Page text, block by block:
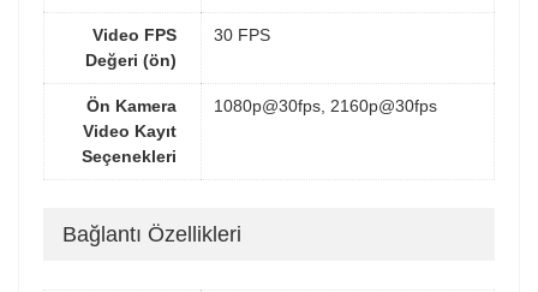
Video FPS
Değeri (ön)
30 FPS
Ön Kamera
Video Kayıt
Seçenekleri
1080p@30fps, 2160p@30fps
Bağlantı Özellikleri